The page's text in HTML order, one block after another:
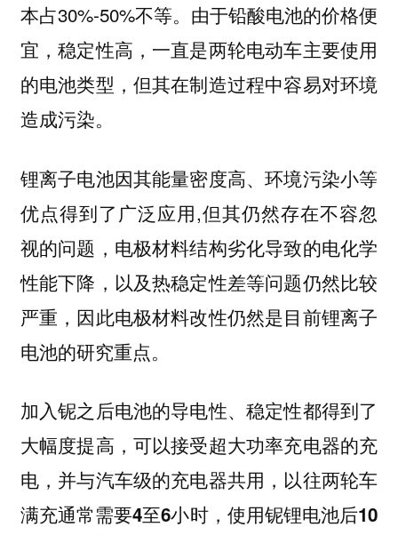
本占30%-50%不等。由于铅酸电池的价格便
宜，稳定性高，一直是两轮电动车主要使用
的电池类型，但其在制造过程中容易对环境
造成污染。
锂离子电池因其能量密度高、环境污染小等
优点得到了广泛应用,但其仍然存在不容忽
视的问题，电极材料结构劣化导致的电化学
性能下降，以及热稳定性差等问题仍然比较
严重，因此电极材料改性仍然是目前锂离子
电池的研究重点。
加入铌之后电池的导电性、稳定性都得到了
大幅度提高，可以接受超大功率充电器的充
电，并与汽车级的充电器共用，以往两轮车
满充通常需要4至6小时，使用铌锂电池后10